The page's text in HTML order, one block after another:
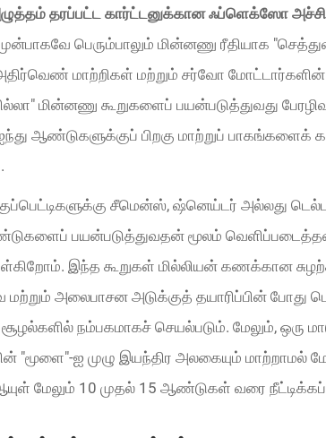
தரப்பட்ட கார்ட்டனுக்கான ஃப்ளெக்ஸோ
பெரும்பாலும் மின்னணு ரீதியாக
மாற்றிகள் மற்றும் சர்வோ
மின்னணு கூறுகளைப் பயன்படுத்துவது
ஆண்டுகளுக்குப் பிறகு மாற்றுப் பாகங்களைக்
சீமென்ஸ், ஷ்னெய்டர் அல்லது
பயன்படுத்துவதன் மூலம்
இந்த கூறுகள் மில்லியன் கணக்கான
அலைபாசன அடுக்குத் தயாரிப்பின் போது
நம்பகமாகச் செயல்படும். மேலும், ஒரு
"மூளை"-ஐ முழு இயந்திர அலகையும் மாற்றாமல்
மேலும் 10 முதல் 15 ஆண்டுகள் வரை